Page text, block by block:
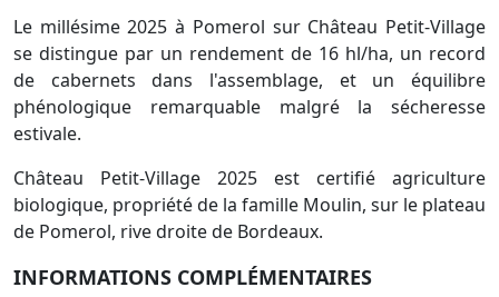
Le millésime 2025 à Pomerol sur Château Petit-Village
se distingue par un rendement de 16 hl/ha, un record
de cabernets dans l'assemblage, et un équilibre
phénologique remarquable malgré la sécheresse
estivale.
Château Petit-Village 2025 est certifié agriculture
biologique, propriété de la famille Moulin, sur le plateau
de Pomerol, rive droite de Bordeaux.
INFORMATIONS COMPLÉMENTAIRES